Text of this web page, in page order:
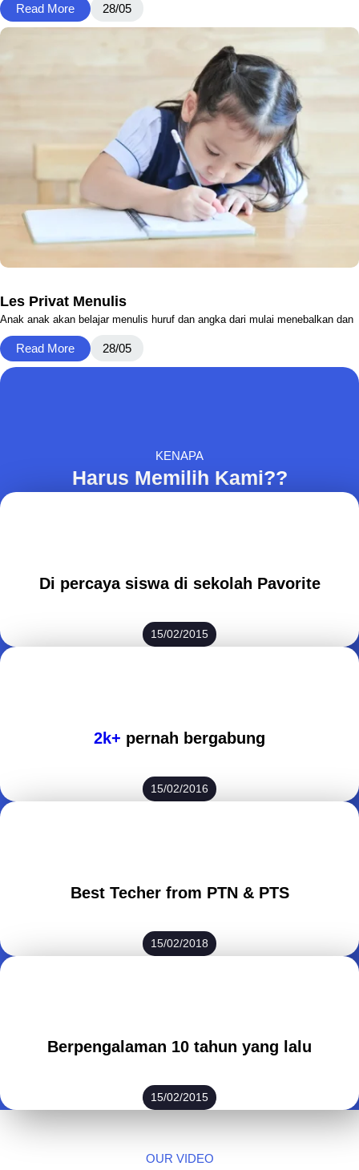
Read More 28/05
Les Privat Menulis
Anak anak akan belajar menulis huruf dan angka dari mulai menebalkan dan
Read More 28/05
KENAPA
Harus Memilih Kami??
Di percaya siswa di sekolah Pavorite
15/02/2015
2k+ pernah bergabung
15/02/2016
Best Techer from PTN & PTS
15/02/2018
Berpengalaman 10 tahun yang lalu
15/02/2015
OUR VIDEO